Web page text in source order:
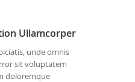
Ullamcorper
unde omnis
sit voluptatem
doloremque